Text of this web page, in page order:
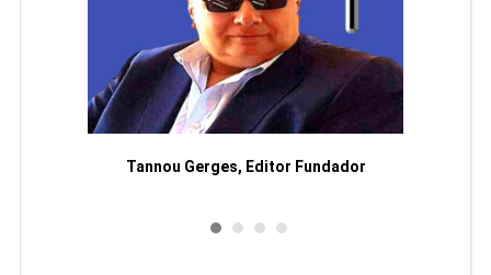
Tannou Gerges, Editor Fundador